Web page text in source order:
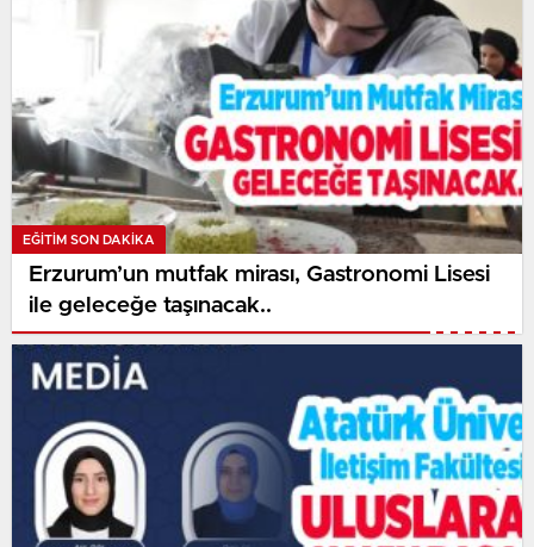
EĞITIM SON DAKİKA
Erzurum’un mutfak mirası, Gastronomi Lisesi
ile geleceğe taşınacak..